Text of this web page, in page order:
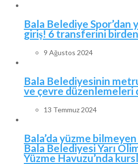
Bala Belediye Spor’dan
giriş! 6 transferini
9 Ağustos 2024
Bala Belediyesinin
ve çevre düzenlemeleri
13 Temmuz 2024
Bala’da yüzme
Bala Belediyesi Yarı
Yüzme Havuzu’nda